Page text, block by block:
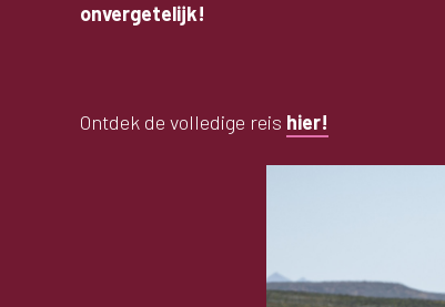
onvergetelijk!
Ontdek de volledige reis hier!